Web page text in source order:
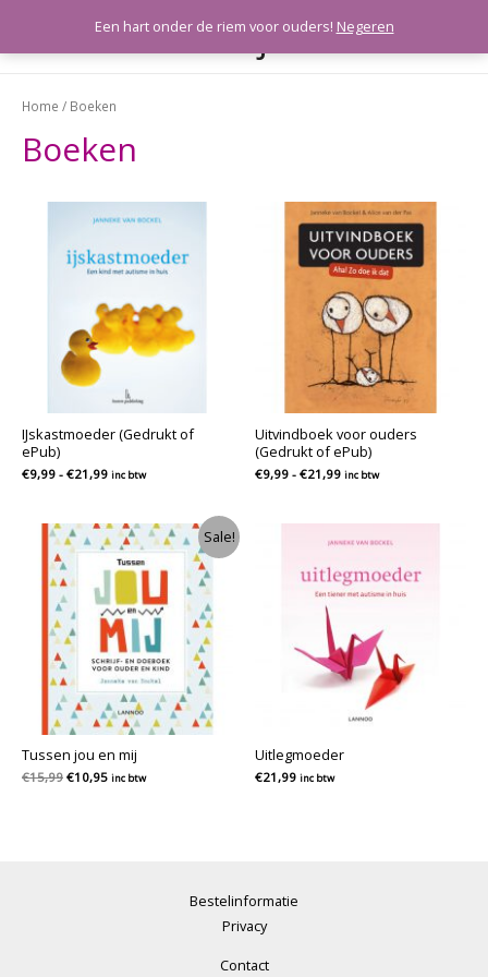
Een hart onder de riem voor ouders! Negeren
Meeleefkaartjes
Home / Boeken
Boeken
IJskastmoeder (Gedrukt of
ePub)
€9,99 - €21,99Prijsklasse:
inc btw
Uitvindboek voor ouders
(Gedrukt of ePub)
€9,99 - €21,99Prijsklasse:
inc btw
Sale!
Tussen jou en mij
€15,99 Oorspronkelijke
€10,95Huidige
inc btw
Uitlegmoeder
€21,99 inc btw
Bestelinformatie
Privacy
Contact